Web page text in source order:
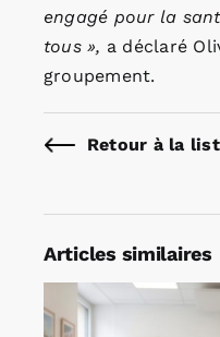
engagé pour la
tous », a déclaré
groupement.
Retour à la
Articles similaires